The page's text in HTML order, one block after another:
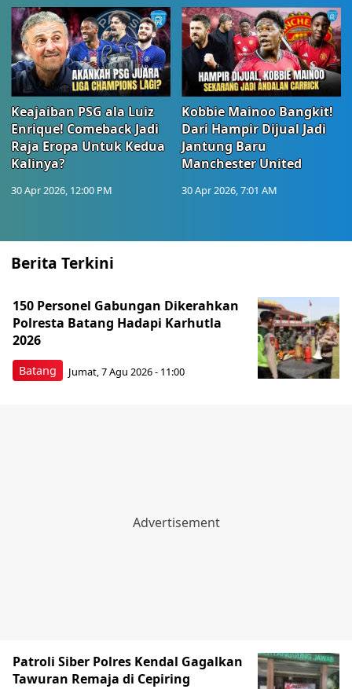
Keajaiban PSG ala Luiz
Enrique! Comeback Jadi
Raja Eropa Untuk Kedua
Kalinya?
30 Apr 2026, 12:00 PM
Kobbie Mainoo Bangkit!
Dari Hampir Dijual Jadi
Jantung Baru
Manchester United
30 Apr 2026, 7:01 AM
Berita Terkini
Batang
150 Personel Gabungan Dikerahkan
Polresta Batang Hadapi Karhutla
2026
Jumat, 7 Agu 2026 - 11:00
Patroli Siber Polres Kendal Gagalkan
Tawuran Remaja di Cepiring